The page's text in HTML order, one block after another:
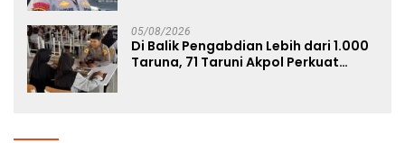
05/08/2026
Di Balik Pengabdian Lebih dari 1.000
Taruna, 71 Taruni Akpol Perkuat